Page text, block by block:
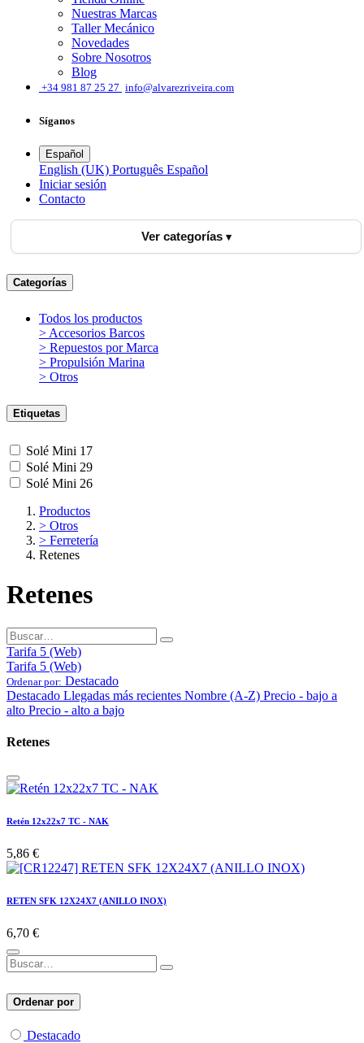
Nuestras Marcas
Taller Mecánico
Novedades
Sobre Nosotros
Blog
+34 981 87 25 27 info@alvarezriveira.com
Síganos
Español
English (UK) Português Español
Iniciar sesión
​Contacto
Ver categorías
Categorías
Todos los productos
> Accesorios Barcos
> Repuestos por Marca
> Propulsión Marina
> Otros
Etiquetas
Solé Mini 17
Solé Mini 29
Solé Mini 26
Productos
> Otros
> Ferretería
Retenes
Retenes
Tarifa 5 (Web)
Tarifa 5 (Web)
Ordenar por: Destacado
Destacado Llegadas más recientes Nombre (A-Z) Precio - bajo a
alto Precio - alto a bajo
Retenes
Retén 12x22x7 TC - NAK
5,86 €
RETEN SFK 12X24X7 (ANILLO INOX)
6,70 €
Ordenar por
Destacado